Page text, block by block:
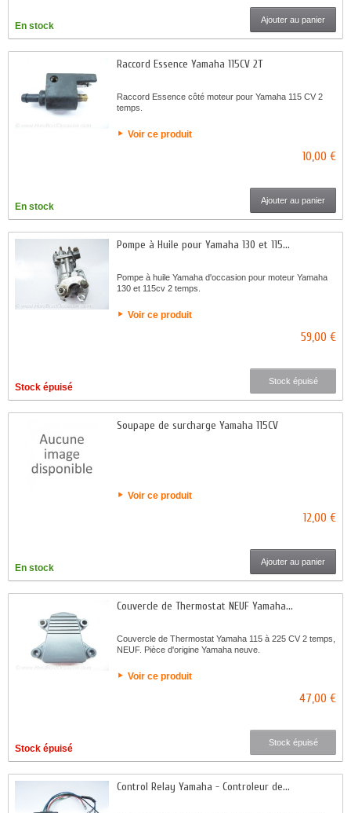
En stock
Ajouter au panier
Raccord Essence Yamaha 115CV 2T
Raccord Essence côté moteur pour Yamaha 115 CV 2
temps.
Voir ce produit
10,00 €
En stock
Ajouter au panier
Pompe à Huile pour Yamaha 130 et 115...
Pompe à huile Yamaha d'occasion pour moteur Yamaha
130 et 115cv 2 temps.
Voir ce produit
59,00 €
Stock épuisé
Stock épuisé
Soupape de surcharge Yamaha 115CV
Voir ce produit
12,00 €
En stock
Ajouter au panier
Couvercle de Thermostat NEUF Yamaha...
Couvercle de Thermostat Yamaha 115 à 225 CV 2 temps,
NEUF. Pièce d'origine Yamaha neuve.
Voir ce produit
47,00 €
Stock épuisé
Stock épuisé
Control Relay Yamaha - Controleur de...